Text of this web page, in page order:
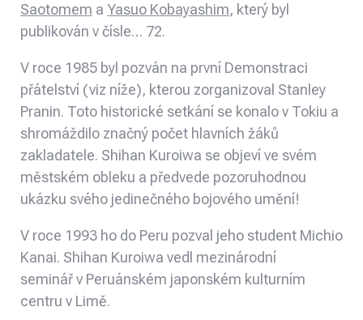
Saotomem a Yasuo Kobayashim, který byl
publikován v čísle… 72.
V roce 1985 byl pozván na první Demonstraci
přátelství (viz níže), kterou zorganizoval Stanley
Pranin. Toto historické setkání se konalo v Tokiu a
shromáždilo značný počet hlavních žáků
zakladatele. Shihan Kuroiwa se objeví ve svém
městském obleku a předvede pozoruhodnou
ukázku svého jedinečného bojového umění!
V roce 1993 ho do Peru pozval jeho student Michio
Kanai. Shihan Kuroiwa vedl mezinárodní
seminářv Peruánském japonském kulturním
centru v Limě.